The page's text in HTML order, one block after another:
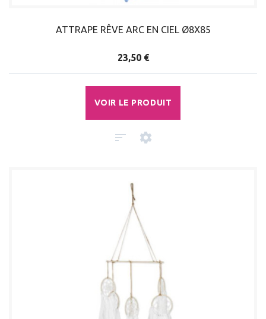
ATTRAPE RÊVE ARC EN CIEL Ø8X85
23,50 €
VOIR LE PRODUIT